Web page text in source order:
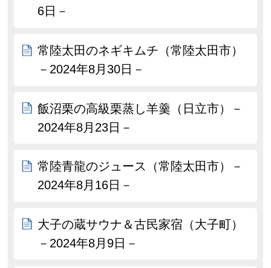
6日－
常陸太田のネギキムチ（常陸太田市）
－2024年8月30日－
飯沼栗の高級栗蒸し羊羹（日立市）－
2024年8月23日－
常陸青龍のジュース（常陸太田市）－
2024年8月16日－
大子の蔵サウナ＆古民家宿（大子町）
－2024年8月9日－